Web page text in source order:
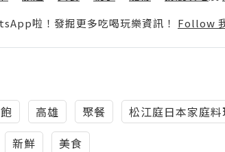
啦！發掘更多吃喝玩樂資訊！ Follow
高雄 聚餐 松江庭日本家庭料
新鮮 美食